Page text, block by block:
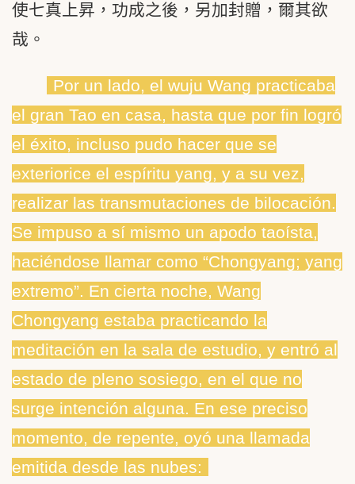
使七真上昇，功成之後，另加封贈，爾其欲
哉。
Por un lado, el wuju Wang practicaba
el gran Tao en casa, hasta que por fin logró
el éxito, incluso pudo hacer que se
exteriorice el espíritu yang, y a su vez,
realizar las transmutaciones de bilocación.
Se impuso a sí mismo un apodo taoísta,
haciéndose llamar como “Chongyang; yang
extremo”. En cierta noche, Wang
Chongyang estaba practicando la
meditación en la sala de estudio, y entró al
estado de pleno sosiego, en el que no
surge intención alguna. En ese preciso
momento, de repente, oyó una llamada
emitida desde las nubes: